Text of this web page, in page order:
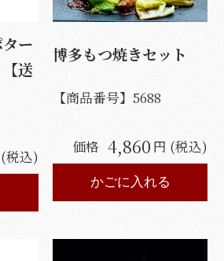
ー
送
税込)
博多もつ焼きセット
【商品番号】5688
価格 4,860 円 (税込)
かごに入れる